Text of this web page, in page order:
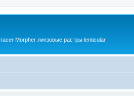
Morpher линзовые растры lenticular